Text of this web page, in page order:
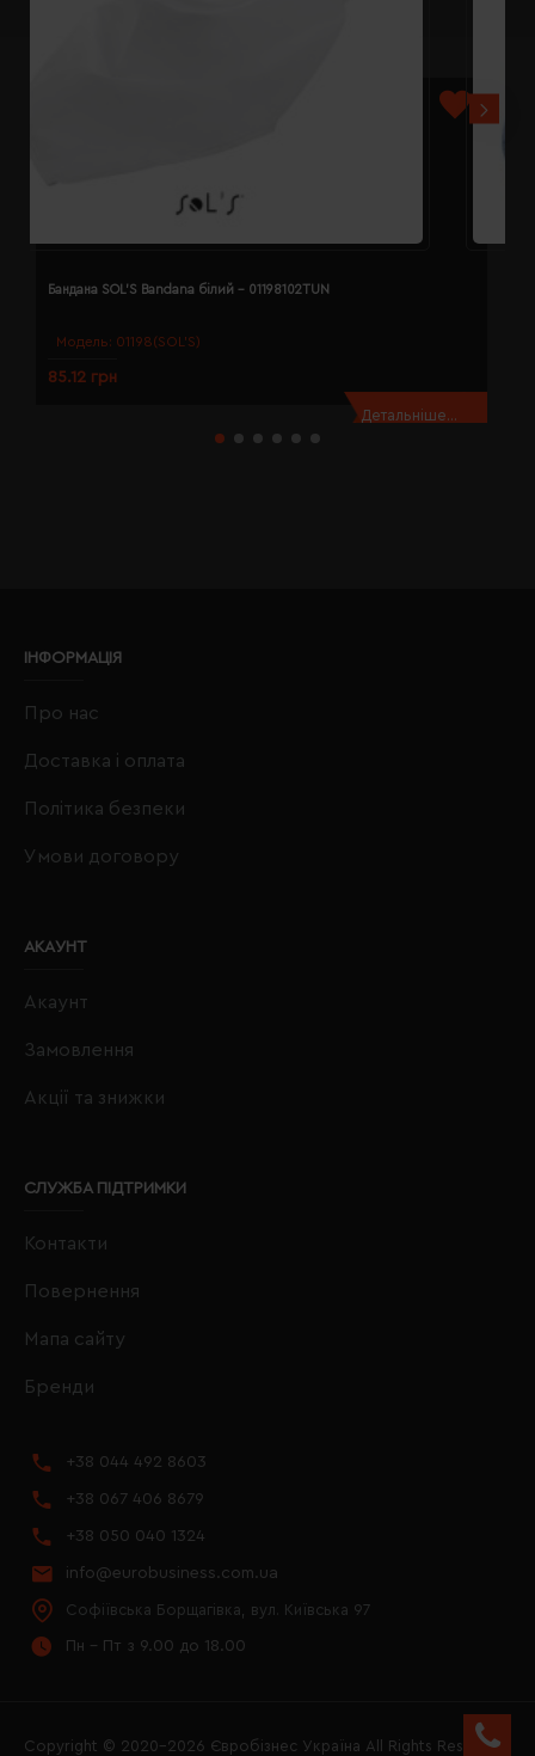
Модель: 01198(SOL’S)
Бандана SOL'S Bandana білий - 01198102TUN
85.12 грн
Детальніше...
ІНФОРМАЦІЯ
Про нас
Доставка і оплата
Політика безпеки
Умови договору
АКАУНТ
Акаунт
Замовлення
Акції та знижки
СЛУЖБА ПІДТРИМКИ
Контакти
Повернення
Мапа сайту
Бренди
+38 044 492 8603
+38 067 406 8679
+38 050 040 1324
info@eurobusiness.com.ua
Софіївська Борщагівка, вул. Київська 97
Пн - Пт з 9.00 до 18.00
Copyright © 2020–2026 Євробізнес Україна All Rights Reserved